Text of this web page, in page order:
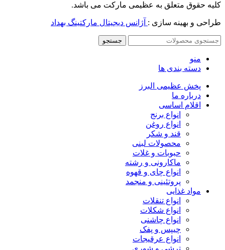
کلیه حقوق متعلق به عظیمی مارکت می باشد.
طراحی و بهینه سازی : آژانس دیجیتال مارکتینگ بهداد
جستجو
منو
دسته بندی ها
پخش عظیمی البرز
درباره ما
اقلام اساسی
انواع برنج
انواع روغن
قند و شکر
محصولات لبنی
حبوبات و غلات
ماکارونی و رشته
انواع چای و قهوه
پروتئینی و منجمد
مواد غذایی
انواع تنقلات
انواع شکلات
انواع چاشنی
چیپس و پفک
انواع عرقیجات